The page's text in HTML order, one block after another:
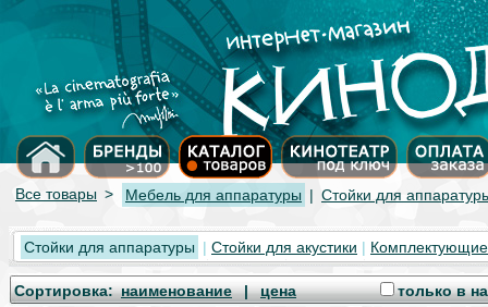
Все товары > Мебель для аппаратуры | Стойки для
Стойки для аппаратуры | Стойки для акустики | Комплектующие
Cортировка:наименование|цена только в